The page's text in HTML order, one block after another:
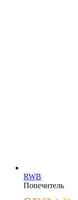
RWB
Попечитель